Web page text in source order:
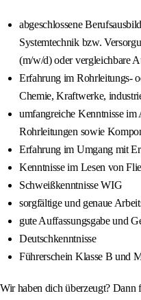
abgeschlossene
Systemtechnik bzw.
(m/w/d) oder vergleichbare
Erfahrung im Rohrleitungs-
Chemie, Kraftwerke,
umfangreiche Kenntnisse im
Rohrleitungen sowie
Erfahrung im Umgang mit
Kenntnisse im Lesen von
Schweißkenntnisse WIG
sorgfältige und genaue
gute Auffassungsgabe und
Deutschkenntnisse
Führerschein Klasse B und
Wir haben dich überzeugt?